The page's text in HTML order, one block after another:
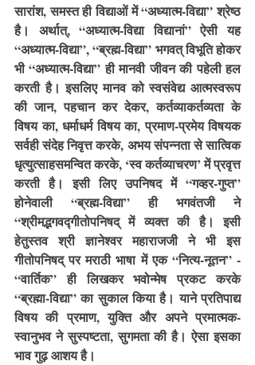
सारांश, समस्त ही विद्याओं में “अध्यात्म-विद्या” श्रेष्ठ
है। अर्थात्, “अध्यात्म-विद्या विद्यानां” ऐसी यह
“अध्यात्म-विद्या”, “ब्रह्म-विद्या” भगवत् विभूति होकर
भी “अध्यात्म-विद्या” ही मानवी जीवन की पहेली हल
करती है। इसलिए मानव को स्वसंवेद्य आत्मस्वरूप
की जान, पहचान कर देकर, कर्तव्याकर्तव्यता के
विषय का, धर्माधर्म विषय का, प्रमाण-प्रमेय विषयक
सर्वही संदेह निवृत्त करके, अभय संपन्नता से सात्विक
धृत्युत्साहसमन्वित करके, ‘स्व कर्तव्याचरण’ में प्रवृत्त
करती है। इसी लिए उपनिषद में “गव्हर-गुप्त”
होनेवाली “ब्रह्म-विद्या” ही भगवंतजी ने
“श्रीमद्भगवद्गीतोपनिषद् में व्यक्त की है। इसी
हेतुस्तव श्री ज्ञानेश्वर महाराजजी ने भी इस
गीतोपनिषद् पर मराठी भाषा में एक “नित्य-नूतन” -
“वार्तिक” ही लिखकर भवोन्मेष प्रकट करके
“ब्रह्मा-विद्या” का सुकाल किया है। याने प्रतिपाद्य
विषय की प्रमाण, युक्ति और अपने प्रमात्मक-
स्वानुभव ने सुस्पष्टता, सुगमता की है। ऐसा इसका
भाव गुढ़ आशय है।